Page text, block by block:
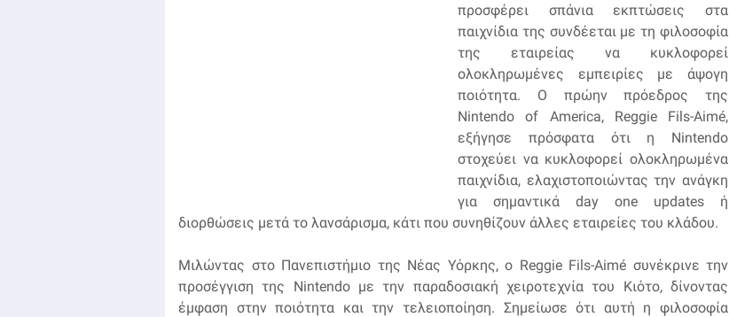
προσφέρει σπάνια εκπτώσεις στα
παιχνίδια της συνδέεται με τη φιλοσοφία
της εταιρείας να κυκλοφορεί
ολοκληρωμένες εμπειρίες με άψογη
ποιότητα. Ο πρώην πρόεδρος της
Nintendo of America, Reggie Fils-Aimé,
εξήγησε πρόσφατα ότι η Nintendo
στοχεύει να κυκλοφορεί ολοκληρωμένα
παιχνίδια, ελαχιστοποιώντας την ανάγκη
για σημαντικά day one updates ή
διορθώσεις μετά το λανσάρισμα, κάτι που συνηθίζουν άλλες εταιρείες του κλάδου.
Μιλώντας στο Πανεπιστήμιο της Νέας Υόρκης, ο Reggie Fils-Aimé συνέκρινε την
προσέγγιση της Nintendo με την παραδοσιακή χειροτεχνία του Κιότο, δίνοντας
έμφαση στην ποιότητα και την τελειοποίηση. Σημείωσε ότι αυτή η φιλοσοφία